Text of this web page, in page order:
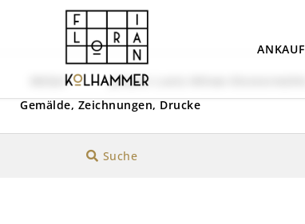
ANKAUF
Johann Loetz-Witwe Klostermühle
Gemälde, Zeichnungen, Drucke
Suche